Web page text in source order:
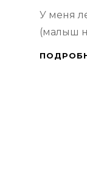
У меня
(малыш